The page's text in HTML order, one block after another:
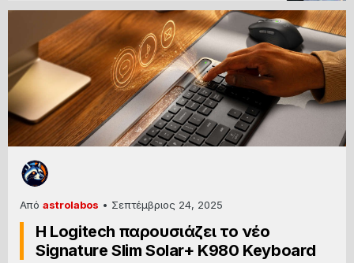
Από astrolabos • Σεπτέμβριος 24, 2025
H Logitech παρουσιάζει το νέο
Signature Slim Solar+ K980 Keyboard